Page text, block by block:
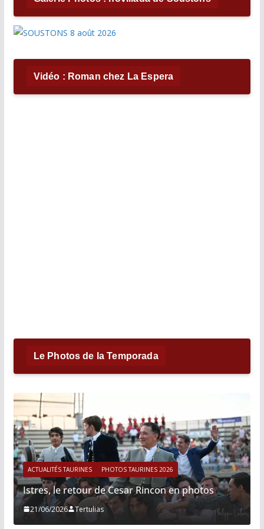
Vidéo : Roman chez La Espera
Le Photos de la Temporada
ACTUALITÉS TAURINES PHOTOS TAURINES 2026
Istres, le retour de Cesar Rincon en photos
21/06/2026 Tertulias